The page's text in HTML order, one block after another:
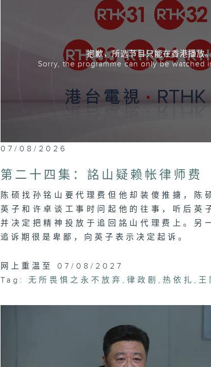
抱歉，所选节目只能在香港播放
Sorry, the programme can only be watched
07/08/2026
第二十四集：詺山疑赖帐律师费
陈硕找孙铭山要代理费但他却装傻推搪，陈
英子和许卓谈工事时问起他的往事，听后英
并决定把精神投放于追回詺山代理费上。另
追诉期很是卑鄙，向英子表示决定起诉。
网上重温至 07/08/2027
Tag:
无所畏惧之永不放弃 , 律政剧 , 热依扎 , 王